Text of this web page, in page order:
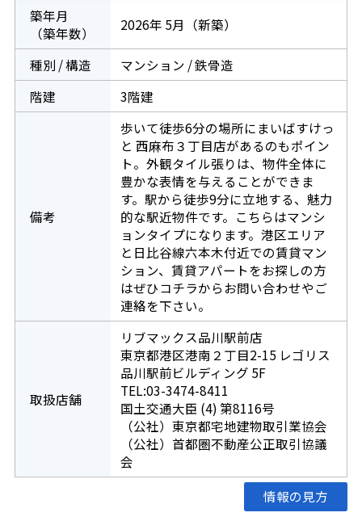
築年月
（築年数）
2026年 5月（新築）
種別 / 構造
マンション / 鉄骨造
階建
3階建
備考
歩いて徒歩6分の場所にまいばすけっ
と 西麻布３丁目店があるのもポイン
ト。外観タイル張りは、物件全体に
豊かな表情を与えることができま
す。駅から徒歩9分に立地する、魅力
的な駅近物件です。こちらはマンシ
ョンタイプになります。港区エリア
と日比谷線六本木付近での賃貸マン
ション、賃貸アパートをお探しの方
はぜひコチラからお問い合わせやご
連絡を下さい。
取扱店舗
リブマックス品川駅前店
東京都港区港南２丁目2-15 レゴリス
品川駅前ビルディング 5F
TEL:03-3474-8411
国土交通大臣 (4) 第8116号
（公社）東京都宅地建物取引業協会
（公社）首都圏不動産公正取引協議
会
情報の見方